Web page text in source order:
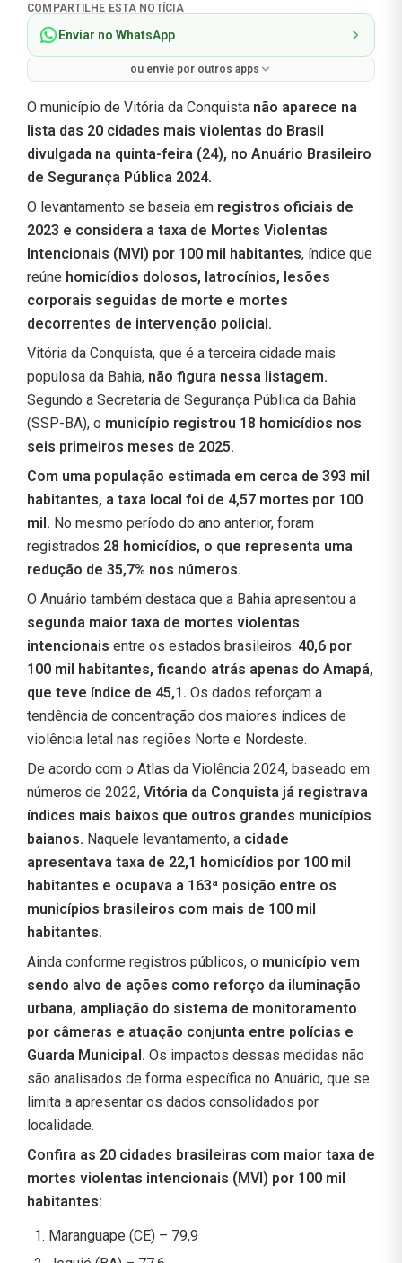
COMPARTILHE ESTA NOTÍCIA
Enviar no WhatsApp
ou envie por outros apps
O município de Vitória da Conquista não aparece na
lista das 20 cidades mais violentas do Brasil
divulgada na quinta-feira (24), no Anuário Brasileiro
de Segurança Pública 2024.
O levantamento se baseia em registros oficiais de
2023 e considera a taxa de Mortes Violentas
Intencionais (MVI) por 100 mil habitantes, índice que
reúne homicídios dolosos, latrocínios, lesões
corporais seguidas de morte e mortes
decorrentes de intervenção policial.
Vitória da Conquista, que é a terceira cidade mais
populosa da Bahia, não figura nessa listagem.
Segundo a Secretaria de Segurança Pública da Bahia
(SSP-BA), o município registrou 18 homicídios nos
seis primeiros meses de 2025.
Com uma população estimada em cerca de 393 mil
habitantes, a taxa local foi de 4,57 mortes por 100
mil. No mesmo período do ano anterior, foram
registrados 28 homicídios, o que representa uma
redução de 35,7% nos números.
O Anuário também destaca que a Bahia apresentou a
segunda maior taxa de mortes violentas
intencionais entre os estados brasileiros: 40,6 por
100 mil habitantes, ficando atrás apenas do Amapá,
que teve índice de 45,1. Os dados reforçam a
tendência de concentração dos maiores índices de
violência letal nas regiões Norte e Nordeste.
De acordo com o Atlas da Violência 2024, baseado em
números de 2022, Vitória da Conquista já registrava
índices mais baixos que outros grandes municípios
baianos. Naquele levantamento, a cidade
apresentava taxa de 22,1 homicídios por 100 mil
habitantes e ocupava a 163ª posição entre os
municípios brasileiros com mais de 100 mil
habitantes.
Ainda conforme registros públicos, o município vem
sendo alvo de ações como reforço da iluminação
urbana, ampliação do sistema de monitoramento
por câmeras e atuação conjunta entre polícias e
Guarda Municipal. Os impactos dessas medidas não
são analisados de forma específica no Anuário, que se
limita a apresentar os dados consolidados por
localidade.
Confira as 20 cidades brasileiras com maior taxa de
mortes violentas intencionais (MVI) por 100 mil
habitantes:
Maranguape (CE) – 79,9